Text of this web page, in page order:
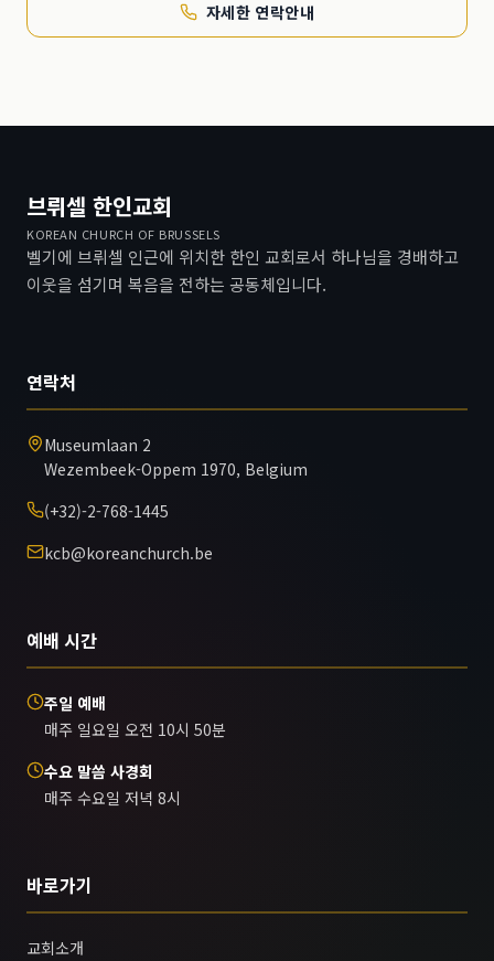
자세한 연락안내
브뤼셀 한인교회
KOREAN CHURCH OF BRUSSELS
벨기에 브뤼셀 인근에 위치한 한인 교회로서 하나님을 경배하고
이웃을 섬기며 복음을 전하는 공동체입니다.
연락처
Museumlaan 2
Wezembeek-Oppem 1970, Belgium
(+32)-2-768-1445
kcb@koreanchurch.be
예배 시간
주일 예배
매주 일요일 오전 10시 50분
수요 말씀 사경회
매주 수요일 저녁 8시
바로가기
교회소개